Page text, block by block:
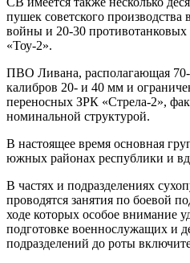
пушек советского
войны и 20-30 противотанковых
«Тоу-2».
ПВО Ливана, располагающая
калибров 20- и 40 мм и
переносных ЗРК «Стрела-2»,
номинальной структурой.
В настоящее время основная
южных районах республики и
В частях и подразделениях
проводятся занятия по боевой
ходе которых особое внимание
подготовке военнослужащих и
подразделений до роты